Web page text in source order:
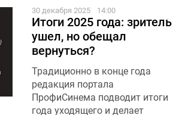
30 декабря 2025 14:00
Итоги 2025 года: зритель
ушел, но обещал
вернуться?
Традиционно в конце года
редакция портала
ПрофиСинема подводит итоги
года уходящего и делает